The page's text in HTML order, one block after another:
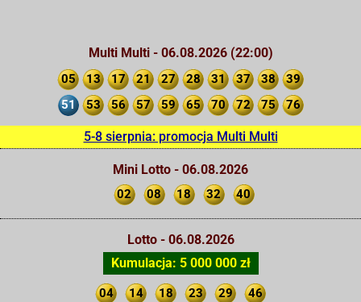
Multi Multi - 06.08.2026 (22:00)
05 13 17 21 27 28 31 37 38
39
51
53 56 57 59 65 70 72 75 76
5-8 sierpnia: promocja Multi Multi
Mini Lotto - 06.08.2026
02 08 18 32 40
Lotto - 06.08.2026
Kumulacja: 5 000 000 zł
04 14 18 23 29 46